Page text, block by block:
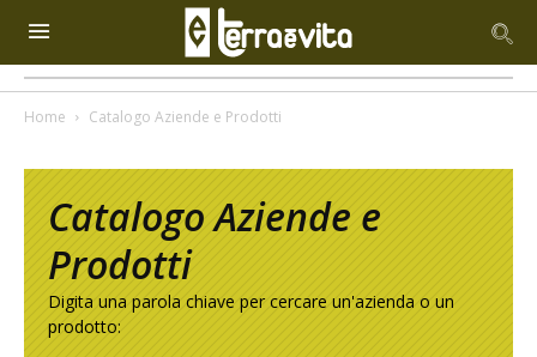
Home Catalogo Aziende e Prodotti
Catalogo Aziende e
Prodotti
Digita una parola chiave per cercare un'azienda o un
prodotto: